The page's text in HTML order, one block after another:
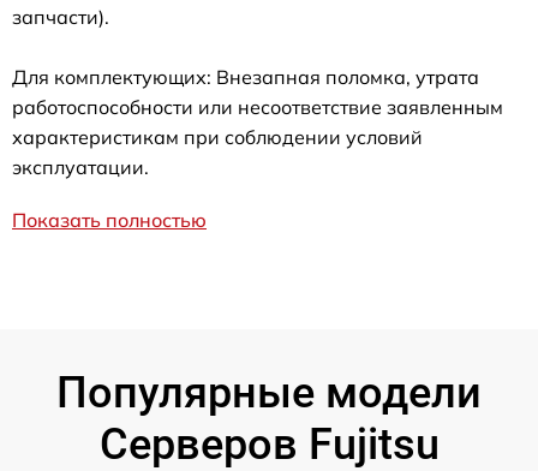
запчасти).
Для комплектующих: Внезапная поломка, утрата
работоспособности или несоответствие заявленным
характеристикам при соблюдении условий
эксплуатации.
Показать полностью
Популярные модели
Серверов Fujitsu